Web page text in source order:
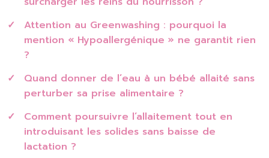
Attention au Greenwashing : pourquoi la
mention « Hypoallergénique » ne garantit rien
?
Quand donner de l’eau à un bébé allaité sans
perturber sa prise alimentaire ?
Comment poursuivre l’allaitement tout en
introduisant les solides sans baisse de
lactation ?